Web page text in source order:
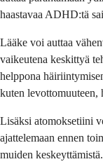
haastavaa ADHD:tä
Lääke voi auttaa
vaikeutena keskittyä
helppona
kuten
Lisäksi atomoksetiini
ajattelemaan ennen
muiden